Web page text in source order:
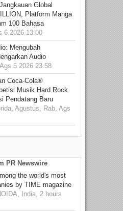
Global
Platform Manga
100 Bahasa
6 2026 13.00
Mengubah
Audio
5 2026 23.58
Coca-Cola®
Musik Hard Rock
Pendatang Baru
Agustus, Rab, Ags
PR Newswire
the world's most
by TIME magazine
India, 2 hours